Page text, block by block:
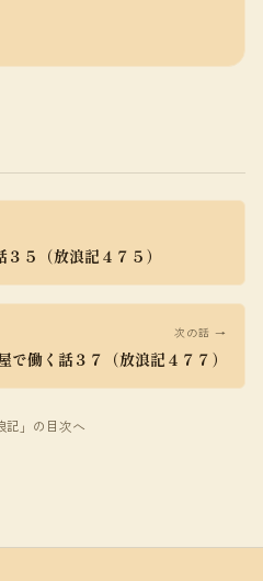
５（放浪記４７５）
次の話 →
で働く話３７（放浪記４７７）
記」の目次へ